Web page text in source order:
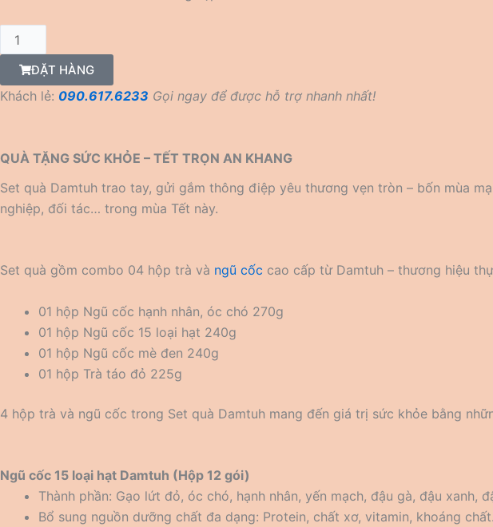
SET
QUÀ
DAMTUH
số
ĐẶT HÀNG
Khách lẻ: 090.617.6233 Gọi ngay để được hỗ trợ nhanh nhất!
QUÀ TẶNG SỨC KHỎE – TẾT TRỌN AN KHANG
Set quà Damtuh trao tay, gửi gắm thông điệp yêu thương vẹn tròn – bốn mùa
nghiệp, đối tác… trong mùa Tết này.
Set quà gồm combo 04 hộp trà và ngũ cốc cao cấp từ Damtuh – thương hiệu
01 hộp Ngũ cốc hạnh nhân, óc chó 270g
01 hộp Ngũ cốc 15 loại hạt 240g
01 hộp Ngũ cốc mè đen 240g
01 hộp Trà táo đỏ 225g
4 hộp trà và ngũ cốc trong Set quà Damtuh mang đến giá trị sức khỏe bằng
Ngũ cốc 15 loại hạt Damtuh (Hộp 12 gói)
Thành phần: Gạo lứt đỏ, óc chó, hạnh nhân, yến mạch, đậu gà, đậu
Bổ sung nguồn dưỡng chất đa dạng: Protein, chất xơ, vitamin, khoáng